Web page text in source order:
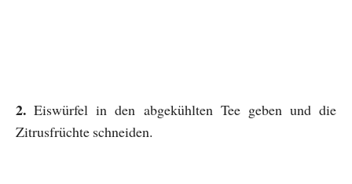
2. Eiswürfel in den abgekühlten Tee geben und die
Zitrusfrüchte schneiden.